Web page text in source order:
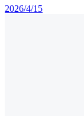
2026/4/15